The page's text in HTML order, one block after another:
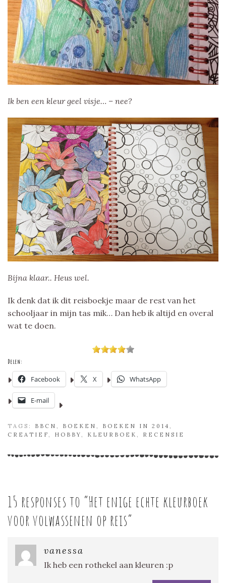
Ik ben een kleur geel visje… – nee?
Bijna klaar.. Heus wel.
Ik denk dat ik dit reisboekje maar de rest van het
schooljaar in mijn tas mik… Dan heb ik altijd en overal
wat te doen.
Delen:
Facebook X WhatsApp
E-mail
TAGS: BBCN , BOEKEN , BOEKEN IN 2014 ,
CREATIEF, HOBBY, KLEURBOEK , RECENSIE
15 responses to “Het enige echte kleurboek
voor volwassenen op reis”
vanessa
Ik heb een rothekel aan kleuren :p